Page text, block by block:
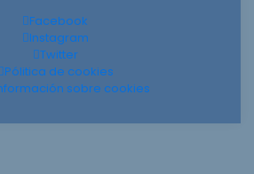
Facebook
Instagram
Twitter
Pólitica de cookies
sobre cookies